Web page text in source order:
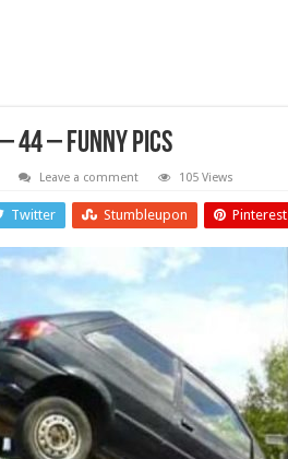
44 – Funny Pics
Leave a comment 105 Views
Twitter Stumbleupon Pinterest